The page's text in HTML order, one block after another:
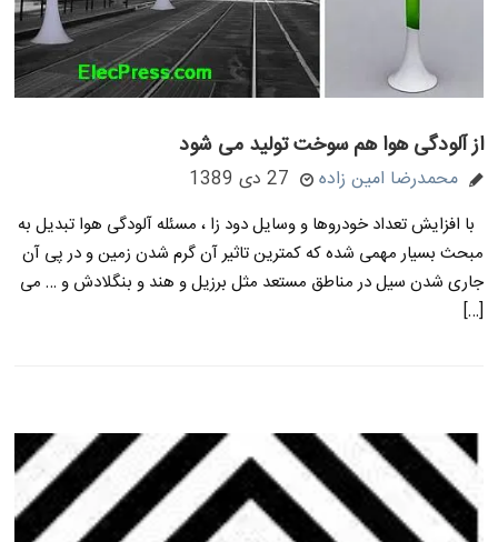
از آلودگی هوا هم سوخت تولید می شود
محمدرضا امین زاده 27 دی 1389
با افزایش تعداد خودروها و وسایل دود زا ، مسئله آلودگی هوا تبدیل به
مبحث بسیار مهمی شده که کمترین تاثیر آن گرم شدن زمین و در پی آن
جاری شدن سیل در مناطق مستعد مثل برزیل و هند و بنگلادش و … می
[…]